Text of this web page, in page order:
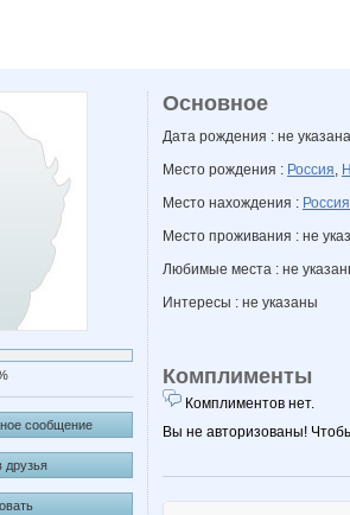
сообщение
друзья
Основное
Дата рождения : не указана
Место рождения : Россия,
Место нахождения : Россия
Место проживания : не
Любимые места : не
Интересы : не указаны
Комплименты
Комплиментов нет.
Вы не авторизованы!